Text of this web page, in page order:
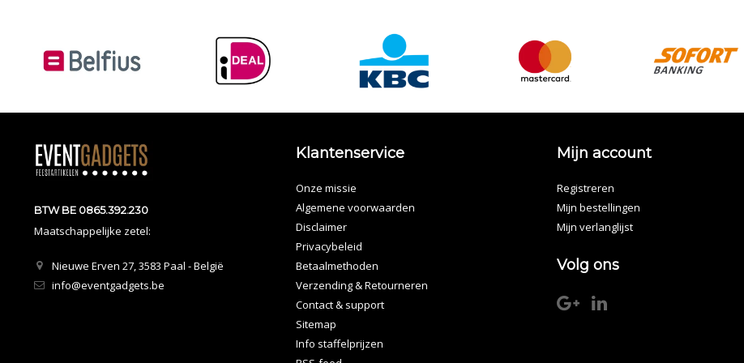
BTW BE 0865.392.230
Maatschappelijke zetel:
Nieuwe Erven 27, 3583 Paal - België
info@eventgadgets.be
Klantenservice
Onze missie
Algemene voorwaarden
Disclaimer
Privacybeleid
Betaalmethoden
Verzending & Retourneren
Contact & support
Sitemap
Info staffelprijzen
Mijn account
Registreren
Mijn bestellingen
Mijn verlanglijst
Volg ons